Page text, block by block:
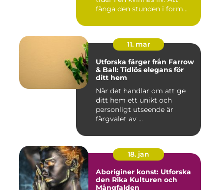
fånga den stunden i form...
11. mar
Utforska färger från Farrow
& Ball: Tidlös elegans för
ditt hem
När det handlar om att ge
ditt hem ett unikt och
personligt utseende är
färgvalet av ...
18. jan
Aboriginer konst: Utforska
den Rika Kulturen och
Mångfalden